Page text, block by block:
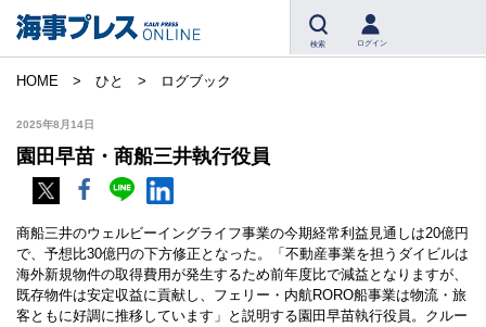
検索 ログイン
HOME ひと ログブック
2025年8月14日
園田早苗・商船三井執行役員
商船三井のウェルビーイングライフ事業の今期経常利益見通しは20億円
で、予想比30億円の下方修正となった。「不動産事業を担うダイビルは
海外新規物件の取得費用が発生するため前年度比で減益となりますが、
既存物件は安定収益に貢献し、フェリー・内航RORO船事業は物流・旅
客ともに好調に推移しています」と説明する園田早苗執行役員。クルー